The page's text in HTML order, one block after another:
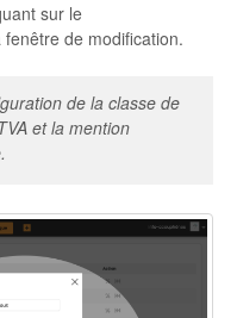
sur le
de modification.
de la classe de
et la mention